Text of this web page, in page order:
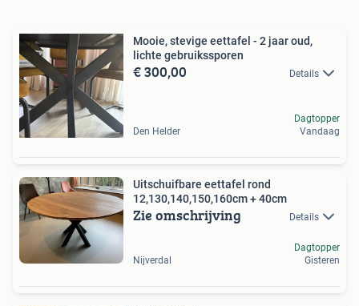
Mooie, stevige eettafel - 2 jaar oud,
lichte gebruikssporen
€ 300,00 Details
Den Helder
Dagtopper
Vandaag
Uitschuifbare eettafel rond
12,130,140,150,160cm + 40cm
Zie omschrijving Details
Nijverdal
Dagtopper
Gisteren